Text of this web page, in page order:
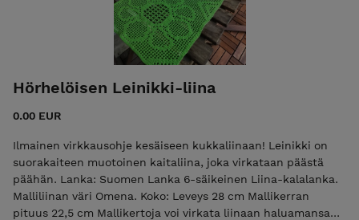
Hörhelöisen Leinikki-liina
0.00 EUR
Ilmainen virkkausohje kesäiseen kukkaliinaan! Leinikki on
suorakaiteen muotoinen kaitaliina, joka virkataan päästä
päähän. Lanka: Suomen Lanka 6-säikeinen Liina-kalalanka.
Malliliinan väri Omena. Koko: Leveys 28 cm Mallikerran
pituus 22,5 cm Mallikertoja voi virkata liinaan haluamansa